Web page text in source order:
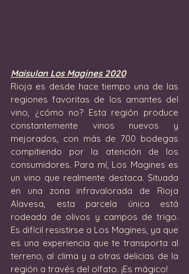
Maisulan Los Magines 2020
Rioja es desde hace tiempo una de las
regiones favoritas de los amantes del
vino, ¿cómo no? Esta región produce
constantemente vinos nuevos y
mejorados, con más de 700 bodegas
compitiendo por la atención de los
consumidores. Para mí, Los Magines es
un vino que realmente destaca. Situada
en una zona infravalorada de Rioja
Alavesa, esta parcela única está
rodeada de olivos y campos de trigo.
Es difícil resistirse a Los Magines, ya que
es una experiencia que te transporta al
terreno, al clima y a otras delicias de la
región a través del olfato. ¡Es mágico!